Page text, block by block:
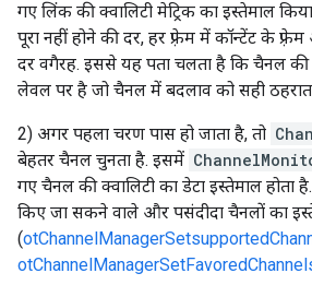
गए लिंक की क्वालिटी मेट्रिक का इस्तेमाल
पूरा नहीं होने की दर, हर फ़्रेम में कॉन्टेंट के
दर वगैरह. इससे यह पता चलता है कि चैनल की
लेवल पर है जो चैनल में बदलाव को सही
2) अगर पहला चरण पास हो जाता है, तो
बेहतर चैनल चुनता है. इसमें
गए चैनल की क्वालिटी का डेटा इस्तेमाल होता
किए जा सकने वाले और पसंदीदा चैनलों का
(